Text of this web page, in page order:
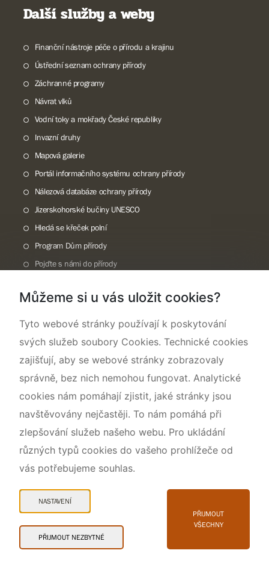
Další služby a weby
Finanční nástroje péče o přírodu a krajinu
Ústřední seznam ochrany přírody
Záchranné programy
Návrat vlků
Vodní toky a mokřady České republiky
Invazní druhy
Mapová galerie
Portál informačního systému ochrany přírody
Nálezová databáze ochrany přírody
Jizerskohorské bučiny UNESCO
Hledá se křeček polní
Program Dům přírody
Pojďte s námi do přírody
Rok CHKO pod záštitou České komise pro UNESCO
Snadné čtení
© 2026 AOPK ČR
Můžeme si u vás uložit cookies?
Tyto webové stránky používají k poskytování
svých služeb soubory Cookies. Technické cookies
zajišťují, aby se webové stránky zobrazovaly
správně, bez nich nemohou fungovat. Analytické
cookies nám pomáhají zjistit, jaké stránky jsou
navštěvovány nejčastěji. To nám pomáhá při
zlepšování služeb našeho webu. Pro ukládání
různých typů cookies do vašeho prohlížeče od
vás potřebujeme souhlas.
NASTAVENÍ
PŘIJMOUT NEZBYTNÉ
PŘIJMOUT
VŠECHNY